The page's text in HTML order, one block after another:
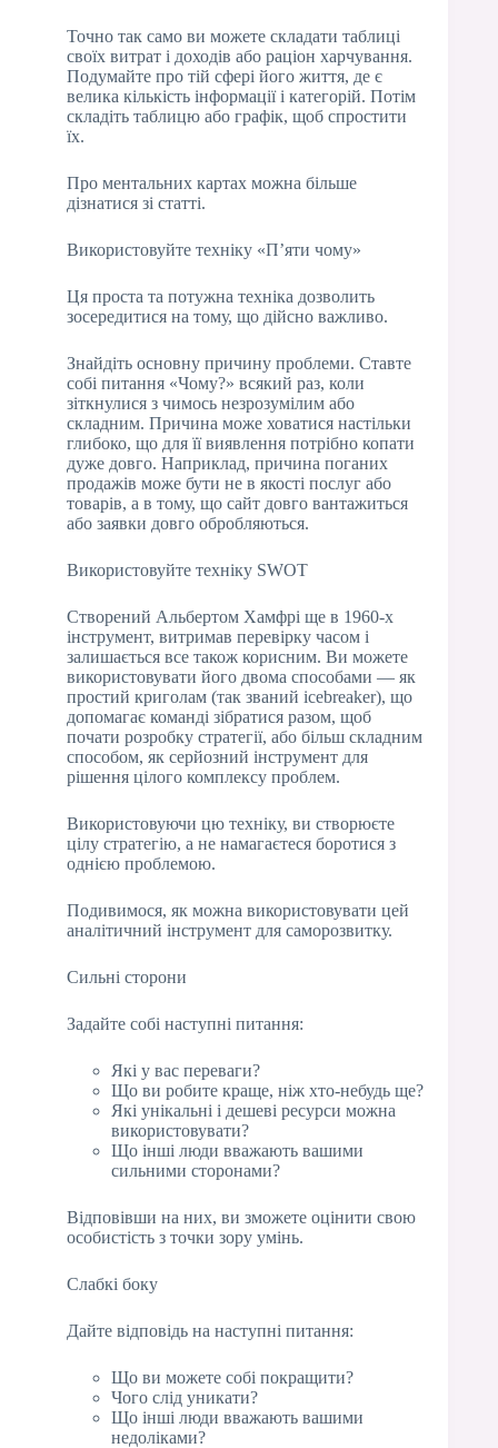
Точно так само ви можете складати таблиці
своїх витрат і доходів або раціон харчування.
Подумайте про тій сфері його життя, де є
велика кількість інформації і категорій. Потім
складіть таблицю або графік, щоб спростити
їх.
Про ментальних картах можна більше
дізнатися зі статті.
Використовуйте техніку «П’яти чому»
Ця проста та потужна техніка дозволить
зосередитися на тому, що дійсно важливо.
Знайдіть основну причину проблеми. Ставте
собі питання «Чому?» всякий раз, коли
зіткнулися з чимось незрозумілим або
складним. Причина може ховатися настільки
глибоко, що для її виявлення потрібно копати
дуже довго. Наприклад, причина поганих
продажів може бути не в якості послуг або
товарів, а в тому, що сайт довго вантажиться
або заявки довго обробляються.
Використовуйте техніку SWOT
Створений Альбертом Хамфрі ще в 1960-х
інструмент, витримав перевірку часом і
залишається все також корисним. Ви можете
використовувати його двома способами — як
простий криголам (так званий icebreaker), що
допомагає команді зібратися разом, щоб
почати розробку стратегії, або більш складним
способом, як серйозний інструмент для
рішення цілого комплексу проблем.
Використовуючи цю техніку, ви створюєте
цілу стратегію, а не намагаєтеся боротися з
однією проблемою.
Подивимося, як можна використовувати цей
аналітичний інструмент для саморозвитку.
Сильні сторони
Задайте собі наступні питання:
Які у вас переваги?
Що ви робите краще, ніж хто-небудь ще?
Які унікальні і дешеві ресурси можна
використовувати?
Що інші люди вважають вашими
сильними сторонами?
Відповівши на них, ви зможете оцінити свою
особистість з точки зору умінь.
Слабкі боку
Дайте відповідь на наступні питання:
Що ви можете собі покращити?
Чого слід уникати?
Що інші люди вважають вашими
недоліками?